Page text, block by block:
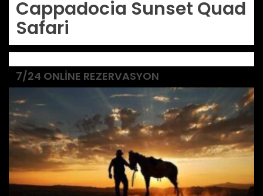
Cappadocia Sunset Quad
Safari
7/24 ONLINE REZERVASYON